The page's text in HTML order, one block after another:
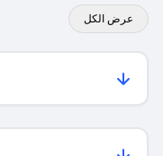
عرض الكل